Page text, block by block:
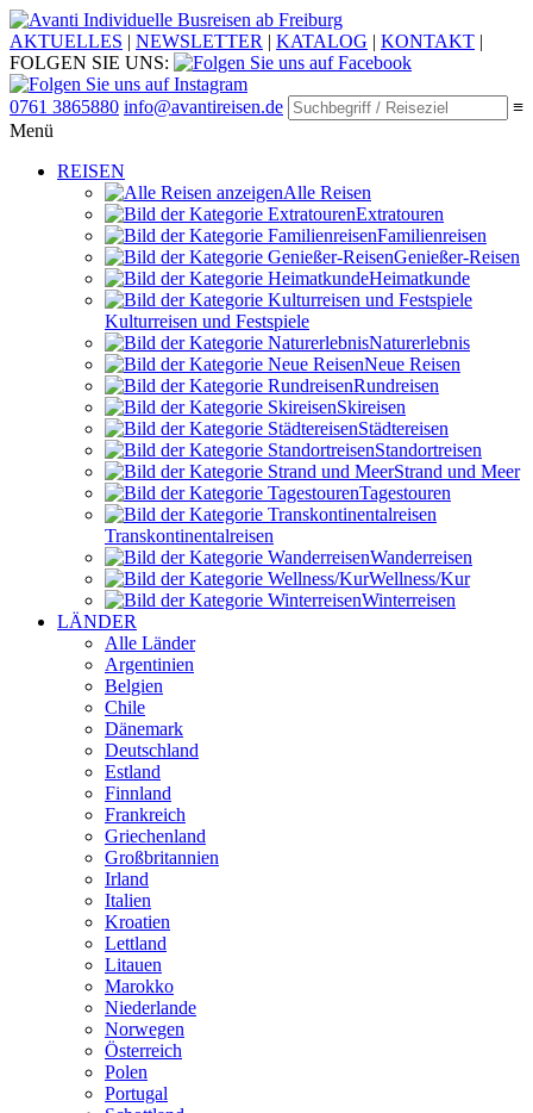
Individuelle Busreisen ab Freiburg
AKTUELLES | NEWSLETTER | KATALOG | KONTAKT |
FOLGEN SIE UNS:
0761 3865880 info@avantireisen.de
≡
Menü
REISEN
Alle Reisen
Extratouren
Familien­reisen
Genießer-Reisen
Heimatkunde
Kultur­reisen und Festspiele
Naturerlebnis
Neue Reisen
Rund­reisen
Ski­reisen
Städte­reisen
Standort­reisen
Strand und Meer
Tagestouren
Transkontinental­reisen
Wander­reisen
Wellness/Kur
Winter­reisen
LÄNDER
Alle Länder
Argentinien
Belgien
Chile
Dänemark
Deutschland
Estland
Finnland
Frankreich
Griechenland
Großbritannien
Irland
Italien
Kroatien
Lettland
Litauen
Marokko
Niederlande
Norwegen
Österreich
Polen
Portugal